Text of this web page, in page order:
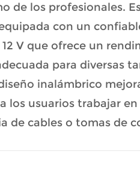
de los profesionales.
con un
12 V que ofrece un
para diversas
inalámbrico
los usuarios trabajar
de cables o tomas de